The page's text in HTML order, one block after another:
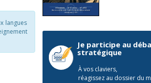
langues
Je participe au
stratégique
À vos claviers,
réagissez au dossier du